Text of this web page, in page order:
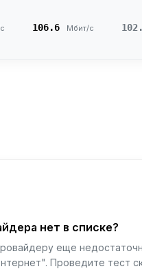
106.6 Мбит/с
нет в списке?
еще
Проведите тест